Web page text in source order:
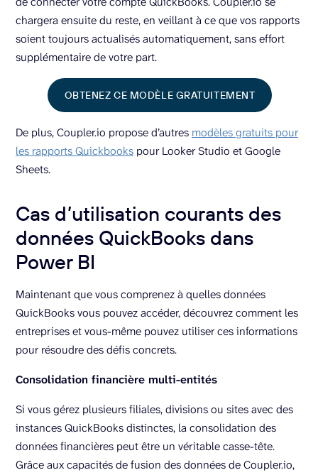
chargera ensuite du reste, en veillant à ce que vos rapports
soient toujours actualisés automatiquement, sans effort
supplémentaire de votre part.
OBTENEZ CE MODÈLE GRATUITEMENT
De plus, Coupler.io propose d’autres modèles gratuits pour
les rapports Quickbooks pour Looker Studio et Google
Sheets.
Cas d’utilisation courants des
données QuickBooks dans
Power BI
Maintenant que vous comprenez à quelles données
QuickBooks vous pouvez accéder, découvrez comment les
entreprises et vous-même pouvez utiliser ces informations
pour résoudre des défis concrets.
Consolidation financière multi-entités
Si vous gérez plusieurs filiales, divisions ou sites avec des
instances QuickBooks distinctes, la consolidation des
données financières peut être un véritable casse-tête.
Grâce aux capacités de fusion des données de Coupler.io,